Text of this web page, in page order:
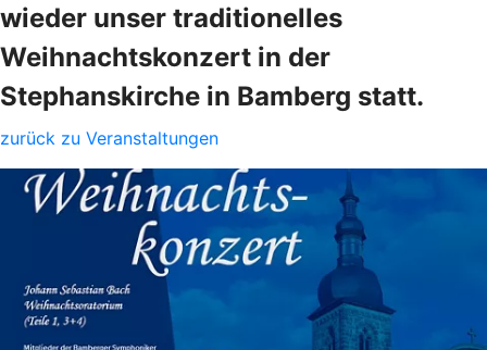
wieder unser traditionelles
Weihnachtskonzert in der
Stephanskirche in Bamberg statt.
zurück zu Veranstaltungen